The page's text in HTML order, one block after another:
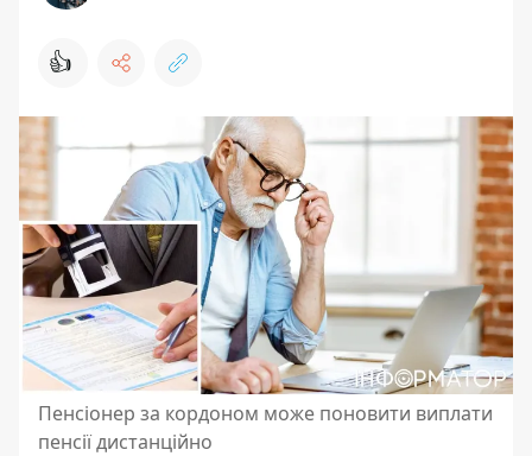
👍
Пенсіонер за кордоном може поновити виплати
пенсії дистанційно